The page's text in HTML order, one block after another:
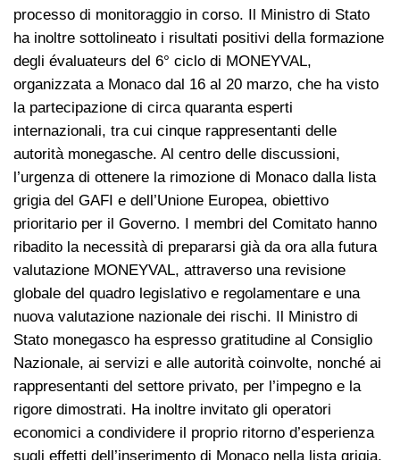
processo di monitoraggio in corso. Il Ministro di Stato
ha inoltre sottolineato i risultati positivi della formazione
degli évaluateurs del 6° ciclo di MONEYVAL,
organizzata a Monaco dal 16 al 20 marzo, che ha visto
la partecipazione di circa quaranta esperti
internazionali, tra cui cinque rappresentanti delle
autorità monegasche. Al centro delle discussioni,
l’urgenza di ottenere la rimozione di Monaco dalla lista
grigia del GAFI e dell’Unione Europea, obiettivo
prioritario per il Governo. I membri del Comitato hanno
ribadito la necessità di prepararsi già da ora alla futura
valutazione MONEYVAL, attraverso una revisione
globale del quadro legislativo e regolamentare e una
nuova valutazione nazionale dei rischi. Il Ministro di
Stato monegasco ha espresso gratitudine al Consiglio
Nazionale, ai servizi e alle autorità coinvolte, nonché ai
rappresentanti del settore privato, per l’impegno e la
rigore dimostrati. Ha inoltre invitato gli operatori
economici a condividere il proprio ritorno d’esperienza
sugli effetti dell’inserimento di Monaco nella lista grigia,